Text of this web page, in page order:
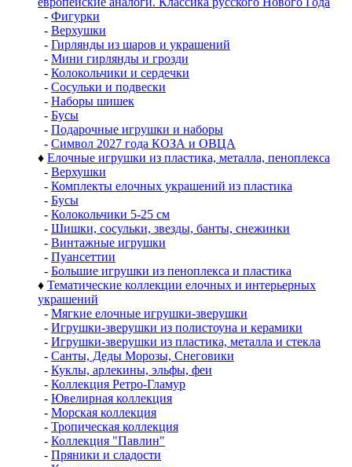
- Фигурки
- Верхушки
- Гирлянды из шаров и украшений
- Мини гирлянды и грозди
- Колокольчики и сердечки
- Сосульки и подвески
- Наборы шишек
- Бусы
- Подарочные игрушки и наборы
- Символ 2027 года КОЗА и ОВЦА
♦ Елочные игрушки из пластика, металла, пеноплекса
- Верхушки
- Комплекты елочных украшений из пластика
- Бусы
- Колокольчики 5-25 см
- Шишки, сосульки, звезды, банты, снежинки
- Винтажные игрушки
- Пуансеттии
- Большие игрушки из пеноплекса и пластика
♦ Тематические коллекции елочных и интерьерных
украшений
- Мягкие елочные игрушки-зверушки
- Игрушки-зверушки из полистоуна и керамики
- Игрушки-зверушки из пластика, металла и стекла
- Санты, Деды Морозы, Снеговики
- Куклы, арлекины, эльфы, феи
- Коллекция Ретро-Гламур
- Ювелирная коллекция
- Морская коллекция
- Тропическая коллекция
- Коллекция "Павлин"
- Пряники и сладости